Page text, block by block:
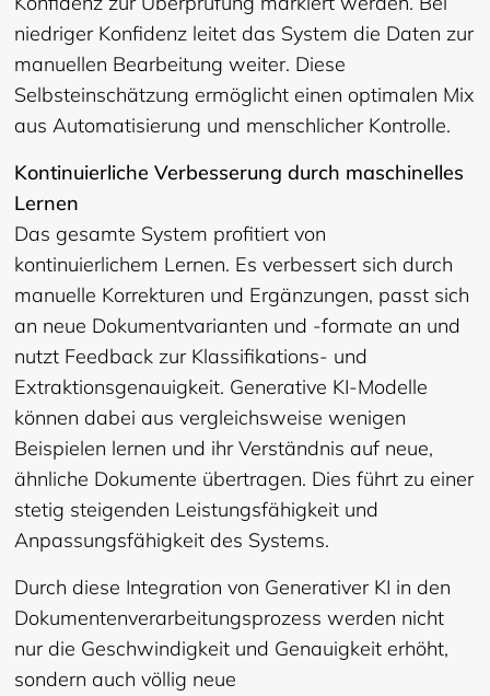
niedriger Konfidenz leitet das System die Daten zur
manuellen Bearbeitung weiter. Diese
Selbsteinschätzung ermöglicht einen optimalen Mix
aus Automatisierung und menschlicher Kontrolle.
Kontinuierliche Verbesserung durch maschinelles
Lernen
Das gesamte System profitiert von
kontinuierlichem Lernen. Es verbessert sich durch
manuelle Korrekturen und Ergänzungen, passt sich
an neue Dokumentvarianten und -formate an und
nutzt Feedback zur Klassifikations- und
Extraktionsgenauigkeit. Generative KI-Modelle
können dabei aus vergleichsweise wenigen
Beispielen lernen und ihr Verständnis auf neue,
ähnliche Dokumente übertragen. Dies führt zu einer
stetig steigenden Leistungsfähigkeit und
Anpassungsfähigkeit des Systems.
Durch diese Integration von Generativer KI in den
Dokumentenverarbeitungsprozess werden nicht
nur die Geschwindigkeit und Genauigkeit erhöht,
sondern auch völlig neue